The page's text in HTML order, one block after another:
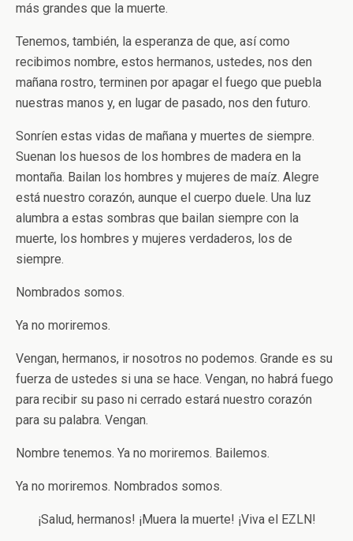
más grandes que la muerte.
Tenemos, también, la esperanza de que, así como
recibimos nombre, estos hermanos, ustedes, nos den
mañana rostro, terminen por apagar el fuego que puebla
nuestras manos y, en lugar de pasado, nos den futuro.
Sonríen estas vidas de mañana y muertes de siempre.
Suenan los huesos de los hombres de madera en la
montaña. Bailan los hombres y mujeres de maíz. Alegre
está nuestro corazón, aunque el cuerpo duele. Una luz
alumbra a estas sombras que bailan siempre con la
muerte, los hombres y mujeres verdaderos, los de
siempre.
Nombrados somos.
Ya no moriremos.
Vengan, hermanos, ir nosotros no podemos. Grande es su
fuerza de ustedes si una se hace. Vengan, no habrá fuego
para recibir su paso ni cerrado estará nuestro corazón
para su palabra. Vengan.
Nombre tenemos. Ya no moriremos. Bailemos.
Ya no moriremos. Nombrados somos.
¡Salud, hermanos! ¡Muera la muerte! ¡Viva el EZLN!